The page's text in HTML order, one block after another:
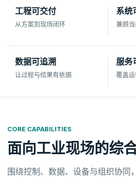
工程可交付
从方案到现场闭环
系统
兼顾
数据可追溯
让过程与结果有依据
服务
覆盖
CORE CAPABILITIES
面向工业现场的综
围绕控制、数据、设备与组织协同